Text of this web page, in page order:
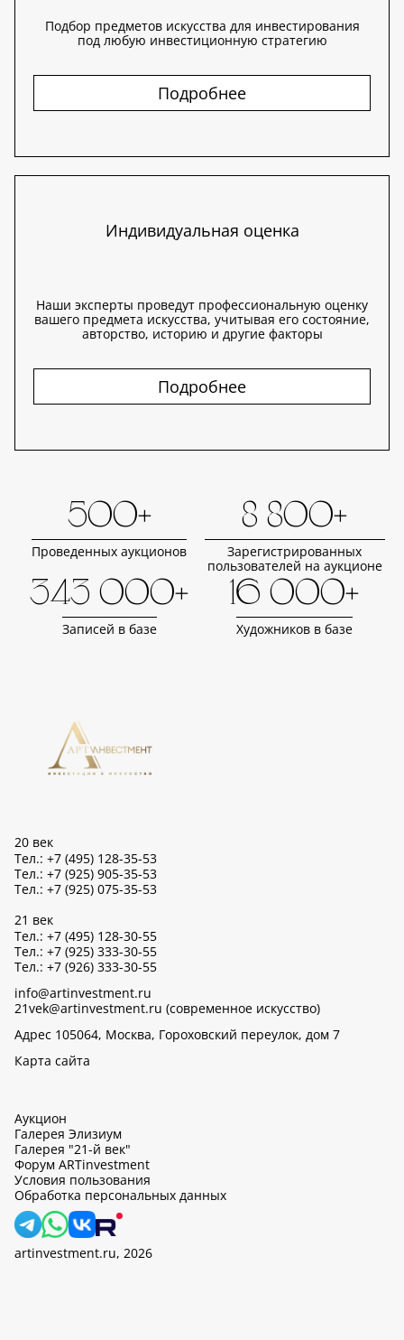
Подбор предметов искусства для инвестирования
под любую инвестиционную стратегию
Подробнее
Индивидуальная оценка
Наши эксперты проведут профессиональную оценку
вашего предмета искусства, учитывая его состояние,
авторство, историю и другие факторы
Подробнее
500+
Проведенных аукционов
8 800+
Зарегистрированных
пользователей на аукционе
343 000+
Записей в базе
16 000+
Художников в базе
20 век
Тел.: +7 (495) 128-35-53
Тел.: +7 (925) 905-35-53
Тел.: +7 (925) 075-35-53
21 век
Тел.: +7 (495) 128-30-55
Тел.: +7 (925) 333-30-55
Тел.: +7 (926) 333-30-55
info@artinvestment.ru
21vek@artinvestment.ru (современное искусство)
Адрес 105064, Москва, Гороховский переулок, дом 7
Карта сайта
Аукцион
Галерея Элизиум
Галерея "21-й век"
Форум ARTinvestment
Условия пользования
Обработка персональных данных
artinvestment.ru, 2026